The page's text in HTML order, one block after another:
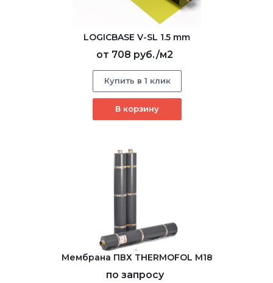
LOGICBASE V-SL 1.5 mm
от 708 руб./м2
Купить в 1 клик
В корзину
Мембрана ПВХ THERMOFOL M18
по запросу